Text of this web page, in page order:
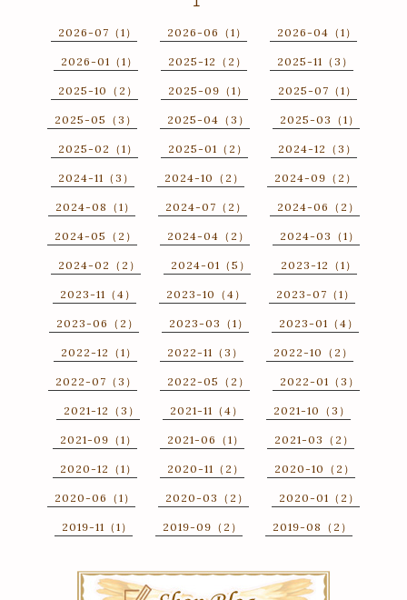
2026-07（1） 2026-06（1） 2026-04（1）
2026-01（1） 2025-12（2） 2025-11（3）
2025-10（2） 2025-09（1） 2025-07（1）
2025-05（3） 2025-04（3） 2025-03（1）
2025-02（1） 2025-01（2） 2024-12（3）
2024-11（3） 2024-10（2） 2024-09（2）
2024-08（1） 2024-07（2） 2024-06（2）
2024-05（2） 2024-04（2） 2024-03（1）
2024-02（2） 2024-01（5） 2023-12（1）
2023-11（4） 2023-10（4） 2023-07（1）
2023-06（2） 2023-03（1） 2023-01（4）
2022-12（1） 2022-11（3） 2022-10（2）
2022-07（3） 2022-05（2） 2022-01（3）
2021-12（3） 2021-11（4） 2021-10（3）
2021-09（1） 2021-06（1） 2021-03（2）
2020-12（1） 2020-11（2） 2020-10（2）
2020-06（1） 2020-03（2） 2020-01（2）
2019-11（1） 2019-09（2） 2019-08（2）